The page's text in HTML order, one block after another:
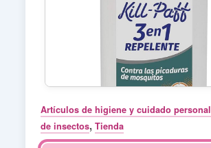
Artículos de higiene y cuidado personal
de insectos, Tienda